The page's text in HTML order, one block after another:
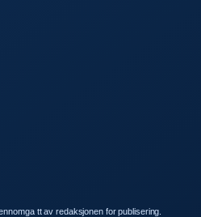
tt av redaksjonen for publisering.